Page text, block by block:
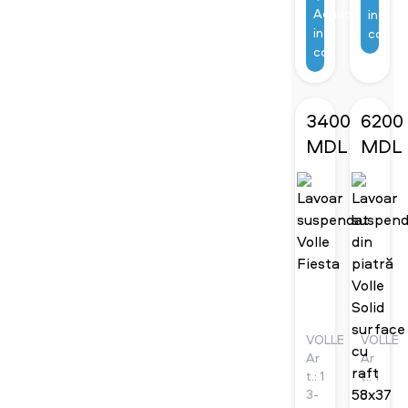
cm
antracit
mat
Adaugă
in
coş
alb
lucios
in
coş
3400
MDL
VOLLE
Ar
t.: 1
3-
6200
MDL
VOLLE
Ar
t.: 1
3-